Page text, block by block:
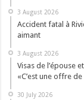
3 August 2026
Accident fatal à
aimant
3 August 2026
Visas de l’épouse
«C’est une offre
30 July 2026